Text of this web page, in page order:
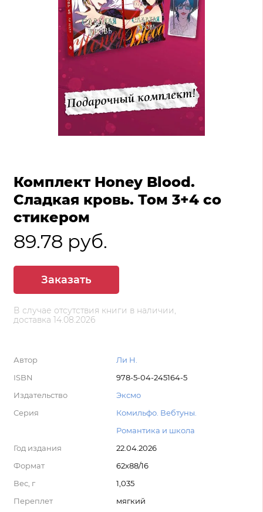
Комплект Honey Blood.
Сладкая кровь. Том 3+4 со
стикером
89.78 руб.
Заказать
В случае отсутствия книги в наличии,
доставка 14.08.2026
Автор
Ли Н.
ISBN
978-5-04-245164-5
Издательство
Эксмо
Серия
Комильфо. Вебтуны.
Романтика и школа
Год издания
22.04.2026
Формат
62x88/16
Вес, г
1,035
Переплет
мягкий